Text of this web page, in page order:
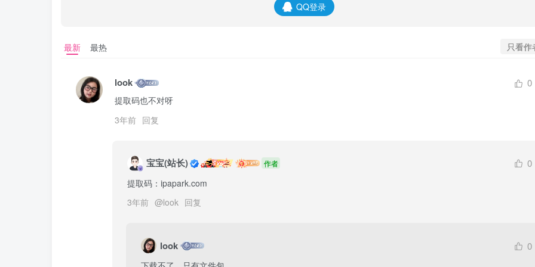
QQ登录
最新 最热 只看作
look 0
提取码也不对呀
3年前 回复
宝宝(站长) 作者 0
提取码：ipapark.com
3年前 @look 回复
look 0